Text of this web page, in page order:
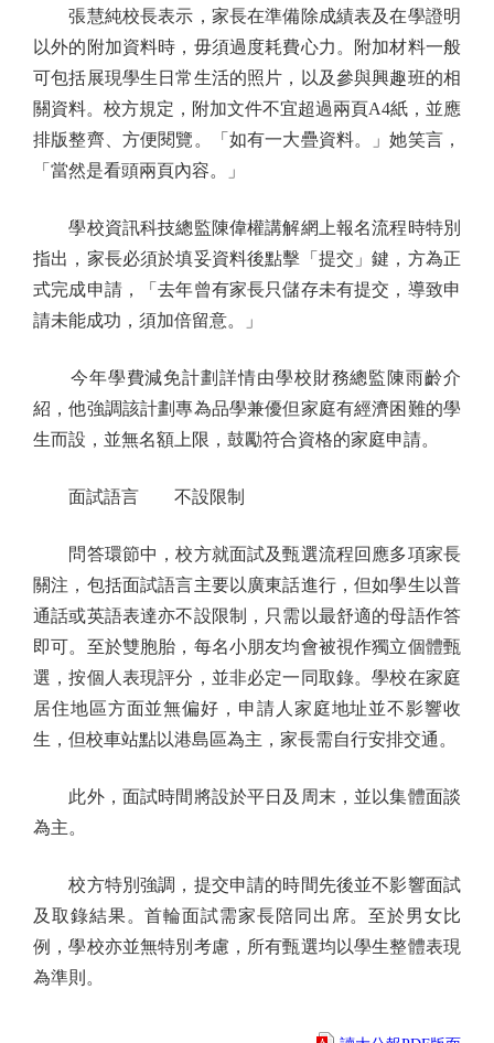
張慧純校長表示，家長在準備除成績表及在學證明
以外的附加資料時，毋須過度耗費心力。附加材料一般
可包括展現學生日常生活的照片，以及參與興趣班的相
關資料。校方規定，附加文件不宜超過兩頁A4紙，並應
排版整齊、方便閱覽。「如有一大疊資料。」她笑言，
「當然是看頭兩頁內容。」
學校資訊科技總監陳偉權講解網上報名流程時特別
指出，家長必須於填妥資料後點擊「提交」鍵，方為正
式完成申請，「去年曾有家長只儲存未有提交，導致申
請未能成功，須加倍留意。」
今年學費減免計劃詳情由學校財務總監陳雨齡介
紹，他強調該計劃專為品學兼優但家庭有經濟困難的學
生而設，並無名額上限，鼓勵符合資格的家庭申請。
面試語言 不設限制
問答環節中，校方就面試及甄選流程回應多項家長
關注，包括面試語言主要以廣東話進行，但如學生以普
通話或英語表達亦不設限制，只需以最舒適的母語作答
即可。至於雙胞胎，每名小朋友均會被視作獨立個體甄
選，按個人表現評分，並非必定一同取錄。學校在家庭
居住地區方面並無偏好，申請人家庭地址並不影響收
生，但校車站點以港島區為主，家長需自行安排交通。
此外，面試時間將設於平日及周末，並以集體面談
為主。
校方特別強調，提交申請的時間先後並不影響面試
及取錄結果。首輪面試需家長陪同出席。至於男女比
例，學校亦並無特別考慮，所有甄選均以學生整體表現
為準則。